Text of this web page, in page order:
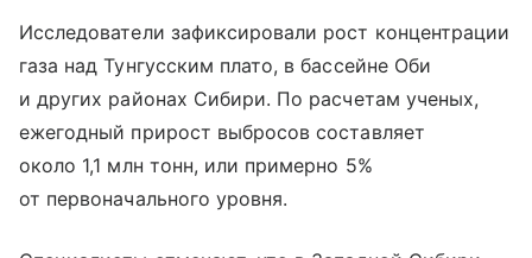
Исследователи зафиксировали рост концентрации
газа над Тунгусским плато, в бассейне Оби
и других районах Сибири. По расчетам ученых,
ежегодный прирост выбросов составляет
около 1,1 млн тонн, или примерно 5%
от первоначального уровня.